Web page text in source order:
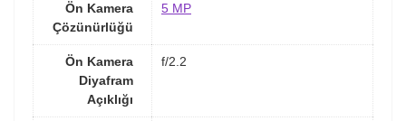
Ön Kamera
Çözünürlüğü
5 MP
Ön Kamera
Diyafram
Açıklığı
f/2.2